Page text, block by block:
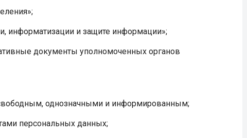
информатизации и защите информации»;
документы уполномоченных органов
однозначными и информированным;
персональных данных;